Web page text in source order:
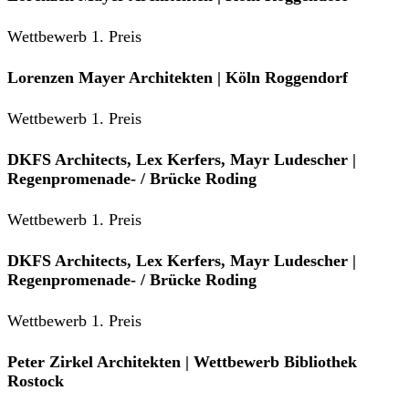
Wettbewerb 1. Preis
Lorenzen Mayer Architekten | Köln Roggendorf
Wettbewerb 1. Preis
DKFS Architects, Lex Kerfers, Mayr Ludescher |
Regenpromenade- / Brücke Roding
Wettbewerb 1. Preis
DKFS Architects, Lex Kerfers, Mayr Ludescher |
Regenpromenade- / Brücke Roding
Wettbewerb 1. Preis
Peter Zirkel Architekten | Wettbewerb Bibliothek
Rostock